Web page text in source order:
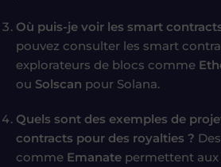
Où puis-je voir les smart
pouvez consulter les smart
explorateurs de blocs comme
ou Solscan pour Solana.
Quels sont des exemples de
contracts pour des royalties ?
comme Emanate permettent